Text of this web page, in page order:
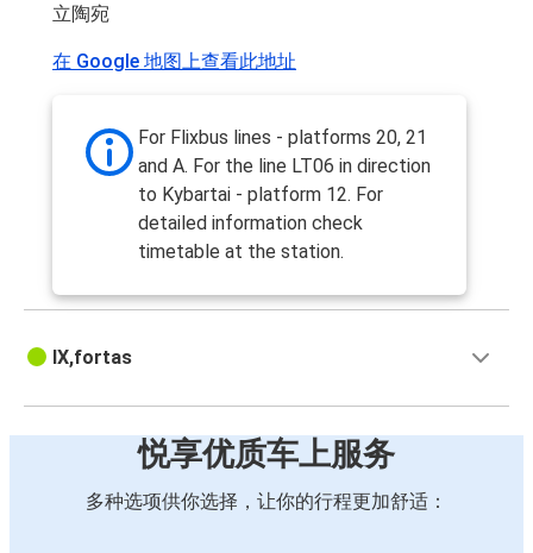
立陶宛
在 Google 地图上查看此地址
For Flixbus lines - platforms 20, 21
and A. For the line LT06 in direction
to Kybartai - platform 12. For
detailed information check
timetable at the station.
IX,fortas
悦享优质车上服务
多种选项供你选择，让你的行程更加舒适：